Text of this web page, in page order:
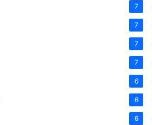
7
7
7
7
6
6
6